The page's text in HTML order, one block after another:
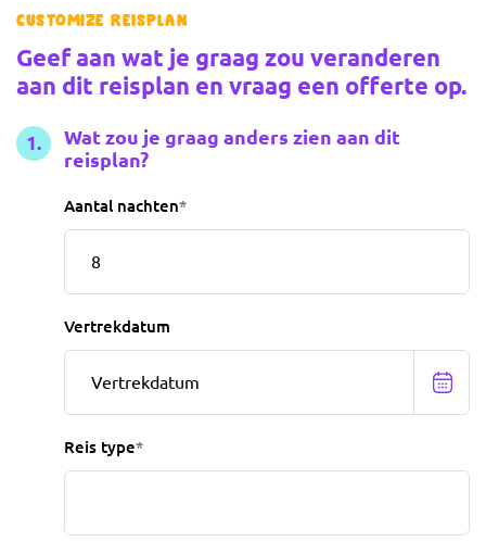
Customize reisplan
Geef aan wat je graag zou veranderen
aan dit reisplan en vraag een offerte op.
Wat zou je graag anders zien aan dit
reisplan?
Aantal nachten*
Vertrekdatum
Reis type*